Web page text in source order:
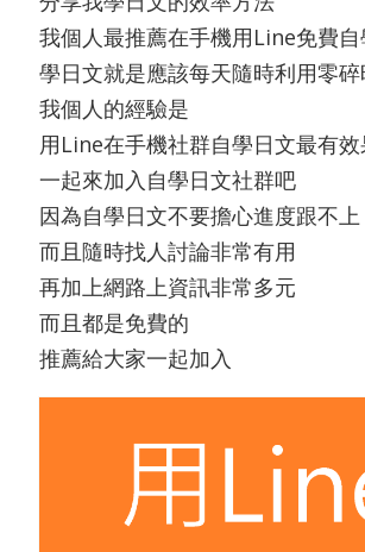
我個人最推薦在手機用Line免費
學日文就是應該每天隨時利用零
我個人的經驗是
用Line在手機社群自學日文最有效
一起來加入自學日文社群吧
因為自學日文不要擔心進度跟不上
而且隨時找人討論非常有用
再加上網路上資訊非常多元
而且都是免費的
推薦給大家一起加入